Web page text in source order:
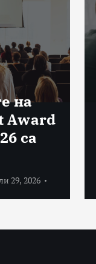
на
Award
са
29, 2026